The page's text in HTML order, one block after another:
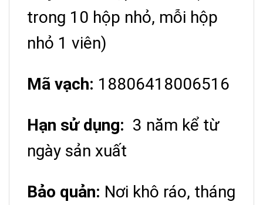
trong 10 hộp nhỏ, mỗi hộp
nhỏ 1 viên)
Mã vạch: 18806418006516
Hạn sử dụng: 3 năm kể từ
ngày sản xuất
Bảo quản: Nơi khô ráo, tháng